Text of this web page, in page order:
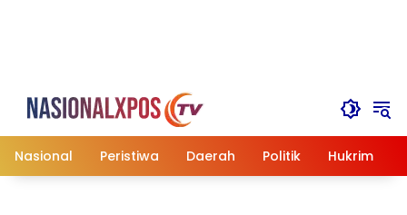
Nasional
Peristiwa Daerah Politik Hukrim